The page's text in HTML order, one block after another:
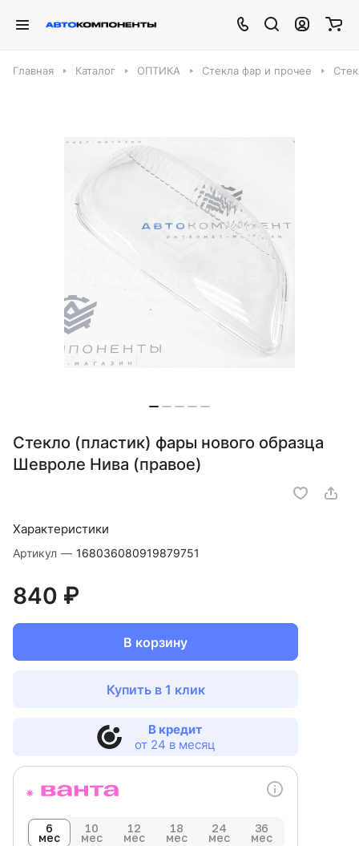
Главная Каталог ОПТИКА Стекла фар и прочее
Стекло (пластик) фары нового образца
Шевроле Нива (правое)
Характеристики
Артикул — 168036080919879751
840 ₽
В корзину
Купить в 1 клик
В кредит
от 24 в месяц
6
мес
10
мес
12
мес
18
мес
24
мес
36
мес